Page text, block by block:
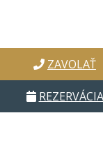
ZAVOLAŤ
REZERVÁCIA